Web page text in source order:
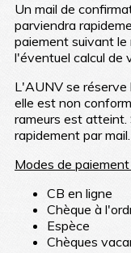
Un mail de
parviendra
paiement suivant
l'éventuel calcul de
L'AUNV se réserve
elle est non
rameurs est
rapidement par mail.
Modes de
CB en ligne
Chèque à
Espèce
Chèques